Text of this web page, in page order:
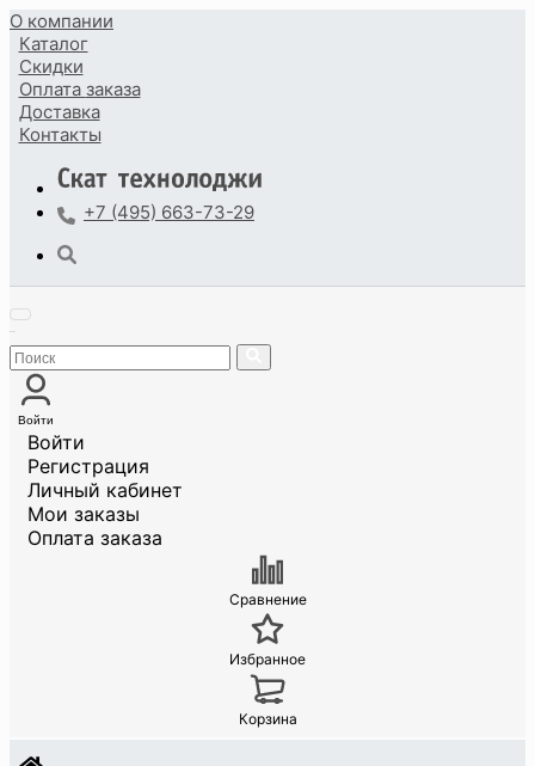
О компании
Каталог
Скидки
Оплата заказа
Доставка
Контакты
+7 (495) 663-73-29
Войти
Войти
Регистрация
Личный кабинет
Мои заказы
Оплата заказа
Сравнение
Избранное
Корзина